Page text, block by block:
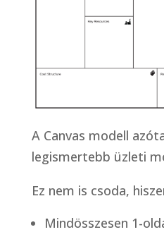
A Canvas modell
legismertebb üzleti
Ez nem is csoda,
Mindösszesen 1-